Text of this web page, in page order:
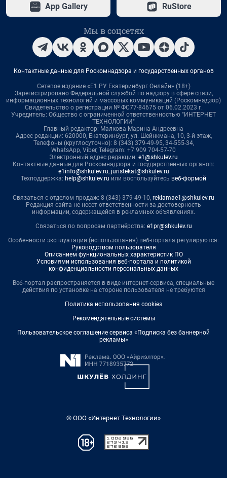
App Gallery RuStore
Мы в соцсетях
Контактные данные для Роскомнадзора и государственных органов
Сетевое издание «Е1.РУ Екатеринбург Онлайн» (18+)
Зарегистрировано Федеральной службой по надзору в сфере связи,
информационных технологий и массовых коммуникаций (Роскомнадзор)
Свидетельство о регистрации № ФС77-84675 от 06.02.2023 г.
Учредитель: Общество с ограниченной ответственностью "ИНТЕРНЕТ
ТЕХНОЛОГИИ"
Главный редактор: Малкова Марина Андреевна
Адрес редакции: 620000, Екатеринбург, ул. Шейнкмана, 10, 3-й этаж,
Телефоны (круглосуточно): 8 (343) 379-49-95, 34-555-34,
WhatsApp, Viber, Telegram: +7 909 704-57-70
Электронный адрес редакции: e1@shkulev.ru
Контактные данные для Роскомнадзора и государственных органов:
e1info@shkulev.ru, juristekat@shkulev.ru
Техподдержка: help@shkulev.ru или воспользуйтесь веб-формой
Связаться с отделом продаж: 8 (343) 379-49-10, reklamae1@shkulev.ru
Редакция сайта не несет ответственности за достоверность
информации, содержащейся в рекламных объявлениях.
Связаться по вопросам партнёрства: e1pr@shkulev.ru
Особенности эксплуатации (использования) веб-портала регулируются:
Руководством пользователя
Описанием функциональных характеристик ПО
Условиями использования веб-портала и политикой
конфиденциальности персональных данных
Веб-портал распространяется в виде интернет-сервиса, специальные
действия по установке на стороне пользователя не требуются
Политика использования cookies
Рекомендательные системы
Пользовательское соглашение сервиса «Подписка без баннерной
рекламы»
© ООО «Интернет Технологии»